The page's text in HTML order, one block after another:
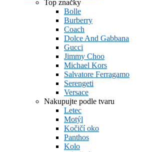
Top značky
Bolle
Burberry
Coach
Dolce And Gabbana
Gucci
Jimmy Choo
Michael Kors
Salvatore Ferragamo
Serengeti
Versace
Nakupujte podle tvaru
Letec
Motýl
Kočičí oko
Panthos
Kolo